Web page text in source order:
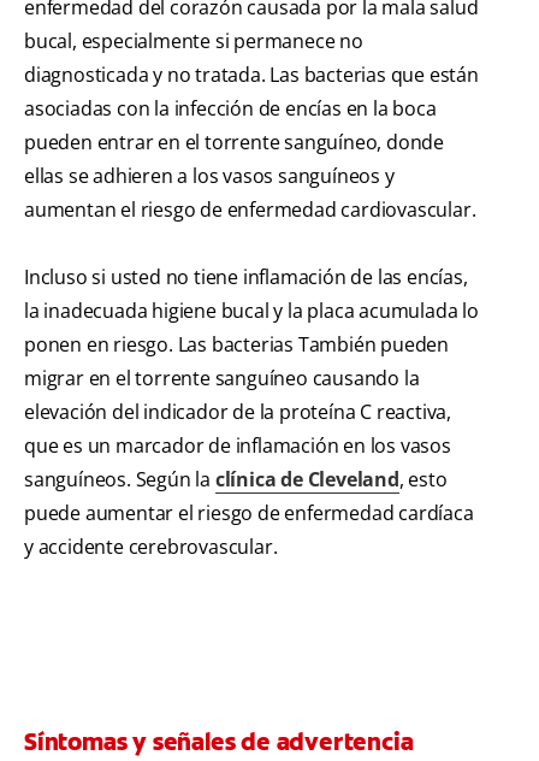
enfermedad del corazón causada por la mala salud
bucal, especialmente si permanece no
diagnosticada y no tratada. Las bacterias que están
asociadas con la infección de encías en la boca
pueden entrar en el torrente sanguíneo, donde
ellas se adhieren a los vasos sanguíneos y
aumentan el riesgo de enfermedad cardiovascular.
Incluso si usted no tiene inflamación de las encías,
la inadecuada higiene bucal y la placa acumulada lo
ponen en riesgo. Las bacterias También pueden
migrar en el torrente sanguíneo causando la
elevación del indicador de la proteína C reactiva,
que es un marcador de inflamación en los vasos
sanguíneos. Según la clínica de Cleveland, esto
puede aumentar el riesgo de enfermedad cardíaca
y accidente cerebrovascular.
Síntomas y señales de advertencia